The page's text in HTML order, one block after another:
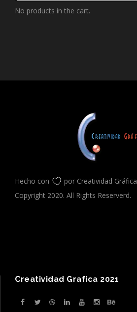
No products in the cart.
Hecho con
por Creatividad Gráfica
Copyright 2020. All Rights Reserverd.
Creatividad Grafica 2021